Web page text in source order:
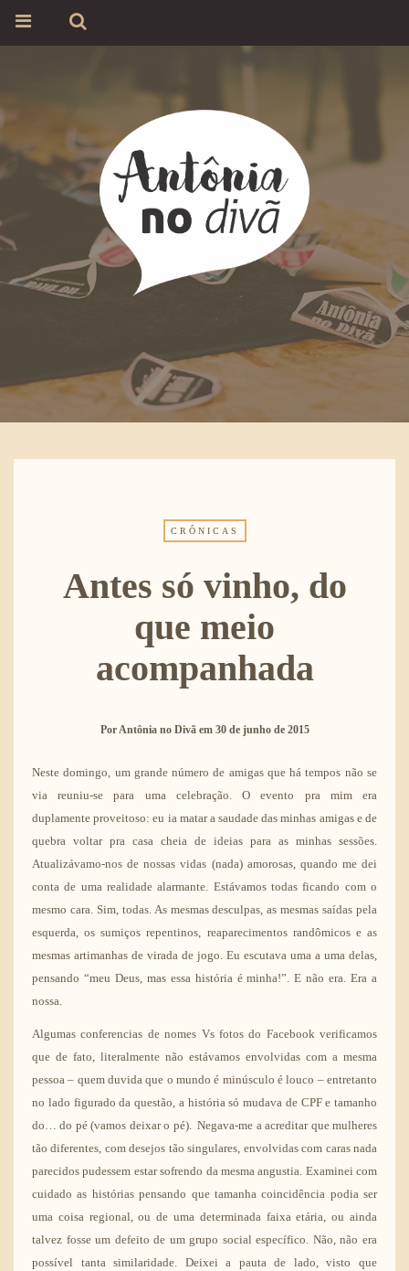
CRÔNICAS
Antes só vinho, do
que meio
acompanhada
PorAntônia no Divã em 30 de junho de 2015
Neste domingo, um grande número de amigas que há tempos não se
via reuniu-se para uma celebração. O evento pra mim era
duplamente proveitoso: eu ia matar a saudade das minhas amigas e de
quebra voltar pra casa cheia de ideias para as minhas sessões.
Atualizávamo-nos de nossas vidas (nada) amorosas, quando me dei
conta de uma realidade alarmante. Estávamos todas ficando com o
mesmo cara. Sim, todas. As mesmas desculpas, as mesmas saídas pela
esquerda, os sumiços repentinos, reaparecimentos randômicos e as
mesmas artimanhas de virada de jogo. Eu escutava uma a uma delas,
pensando “meu Deus, mas essa história é minha!”. E não era. Era a
nossa.
Algumas conferencias de nomes Vs fotos do Facebook verificamos
que de fato, literalmente não estávamos envolvidas com a mesma
pessoa – quem duvida que o mundo é minúsculo é louco – entretanto
no lado figurado da questão, a história só mudava de CPF e tamanho
do… do pé (vamos deixar o pé). Negava-me a acreditar que mulheres
tão diferentes, com desejos tão singulares, envolvidas com caras nada
parecidos pudessem estar sofrendo da mesma angustia. Examinei com
cuidado as histórias pensando que tamanha coincidência podia ser
uma coisa regional, ou de uma determinada faixa etária, ou ainda
talvez fosse um defeito de um grupo social específico. Não, não era
possível tanta similaridade. Deixei a pauta de lado, visto que